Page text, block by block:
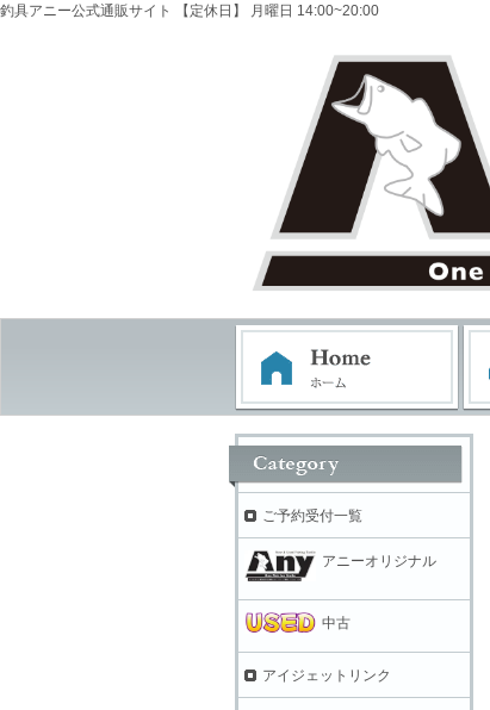
釣具アニー公式通販サイト 【定休日】 月曜日 14:00~20:00
ご予約受付一覧
アニーオリジナル
中古
アイジェットリンク